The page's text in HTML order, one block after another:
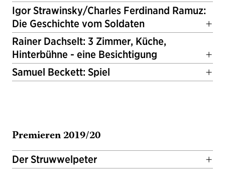
Igor Strawinsky/Charles Ferdinand Ramuz:
Die Geschichte vom Soldaten
Rainer Dachselt: 3 Zimmer, Küche,
Hinterbühne - eine Besichtigung
Samuel Beckett: Spiel
Premieren 2019/20
Der Struwwelpeter